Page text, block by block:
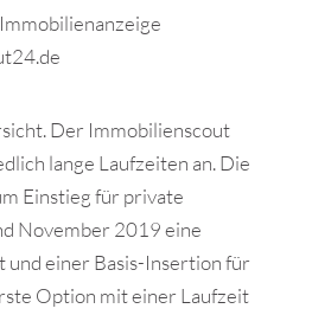
Der Immobilienscout
lange Laufzeiten an. Die
Einstieg für private
November 2019 eine
einer Basis-Insertion für
Option mit einer Laufzeit